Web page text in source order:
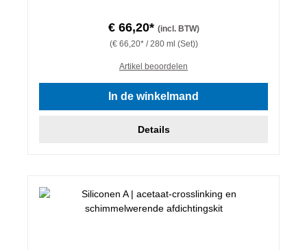
€ 66,20* (incl. BTW)
(€ 66,20* / 280 ml (Set))
Artikel beoordelen
In de winkelmand
Details